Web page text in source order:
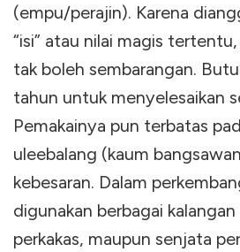
(empu/perajin). Karena
“isi” atau nilai magis
tak boleh sembarangan.
tahun untuk menyelesaikan
Pemakainya pun terbatas
uleebalang (kaum
kebesaran. Dalam
digunakan berbagai
perkakas, maupun senjata